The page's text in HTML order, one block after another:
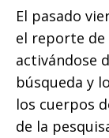
El pasado
el reporte de
activándose
búsqueda y
los cuerpos
de la